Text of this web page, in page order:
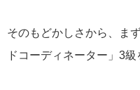
そのもどかしさから、ま
ドコーディネーター」3級